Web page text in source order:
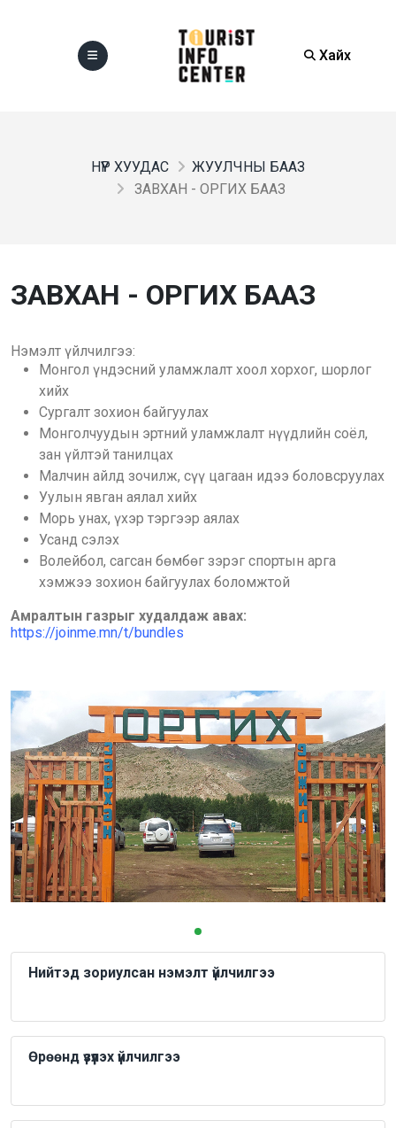
Хайх
НҮҮР ХУУДАС
ЖУУЛЧНЫ БААЗ
ЗАВХАН - ОРГИХ БААЗ
ЗАВХАН - ОРГИХ БААЗ
Нэмэлт үйлчилгээ:
Монгол үндэсний уламжлалт хоол хорхог, шорлог
хийх
Сургалт зохион байгуулах
Монголчуудын эртний уламжлалт нүүдлийн соёл,
зан үйлтэй танилцах
Малчин айлд зочилж, сүү цагаан идээ боловсруулах
Уулын явган аялал хийх
Морь унах, үхэр тэргээр аялах
Усанд сэлэх
Волейбол, сагсан бөмбөг зэрэг спортын арга
хэмжээ зохион байгуулах боломжтой
Амралтын газрыг худалдаж авах:
https://joinme.mn/t/bundles
Нийтэд зориулсан нэмэлт үйлчилгээ
Өрөөнд үзүүлэх үйлчилгээ